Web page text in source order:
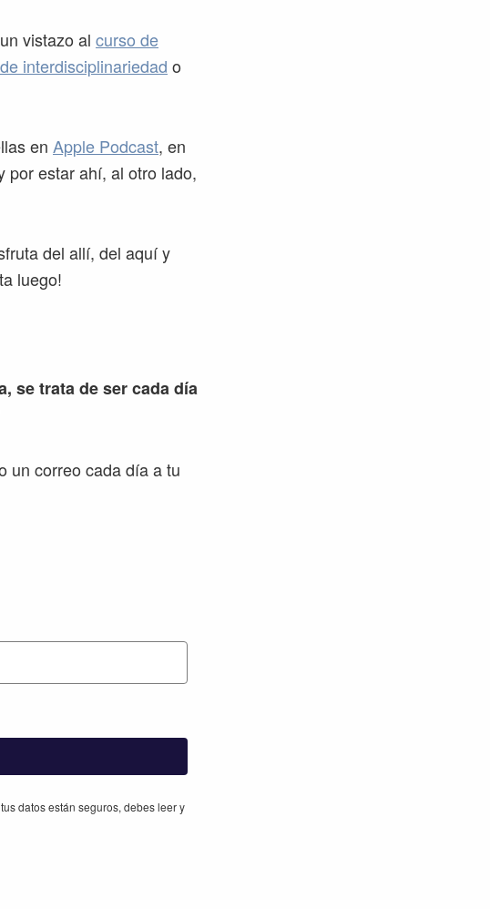
vistazo al curso de
interdisciplinariedad o
en Apple Podcast, en
por estar ahí, al otro lado,
del allí, del aquí y
luego!
se trata de ser cada día
un correo cada día a tu
datos están seguros, debes leer y